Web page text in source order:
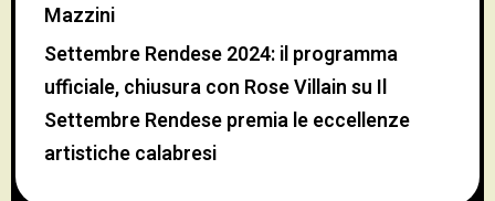
Mazzini
Settembre Rendese 2024: il programma
ufficiale, chiusura con Rose Villainsu Il
Settembre Rendese premia le eccellenze
artistiche calabresi